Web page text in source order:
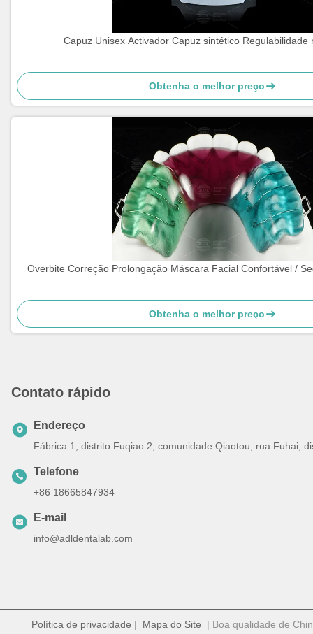
Capuz Unisex Activador Capuz sintético Regulabilidade
Obtenha o melhor preço
Overbite Correção Prolongação Máscara Facial Confortável /
Obtenha o melhor preço
Contato rápido
Endereço
Fábrica 1, distrito Fuqiao 2, comunidade Qiaotou, rua Fuhai,
Telefone
+86 18665847934
E-mail
info@adldentalab.com
Política de privacidade | Mapa do Site | Boa qualidade de